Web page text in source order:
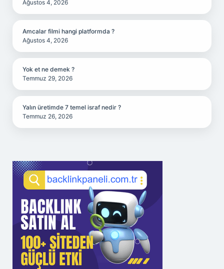
Ağustos 4, 2026
Amcalar filmi hangi platformda ?
Ağustos 4, 2026
Yok et ne demek ?
Temmuz 29, 2026
Yalın üretimde 7 temel israf nedir ?
Temmuz 26, 2026